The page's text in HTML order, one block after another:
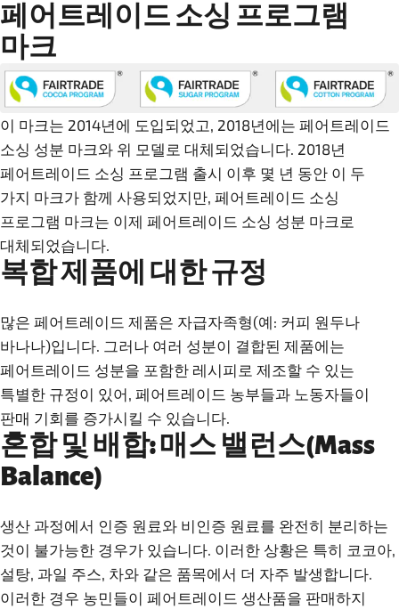
페어트레이드 소싱 프로그램
마크
이 마크는 2014년에 도입되었고, 2018년에는 페어트레이드
소싱 성분 마크와 위 모델로 대체되었습니다. 2018년
페어트레이드 소싱 프로그램 출시 이후 몇 년 동안 이 두
가지 마크가 함께 사용되었지만, 페어트레이드 소싱
프로그램 마크는 이제 페어트레이드 소싱 성분 마크로
대체되었습니다.
복합 제품에 대한 규정
많은 페어트레이드 제품은 자급자족형(예: 커피 원두나
바나나)입니다. 그러나 여러 성분이 결합된 제품에는
페어트레이드 성분을 포함한 레시피로 제조할 수 있는
특별한 규정이 있어, 페어트레이드 농부들과 노동자들이
판매 기회를 증가시킬 수 있습니다.
혼합 및 배합: 매스 밸런스(Mass
Balance)
생산 과정에서 인증 원료와 비인증 원료를 완전히 분리하는
것이 불가능한 경우가 있습니다. 이러한 상황은 특히 코코아,
설탕, 과일 주스, 차와 같은 품목에서 더 자주 발생합니다.
이러한 경우 농민들이 페어트레이드 생산품을 판매하지